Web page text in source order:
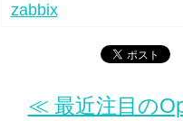
zabbix
≪ 最近注目の